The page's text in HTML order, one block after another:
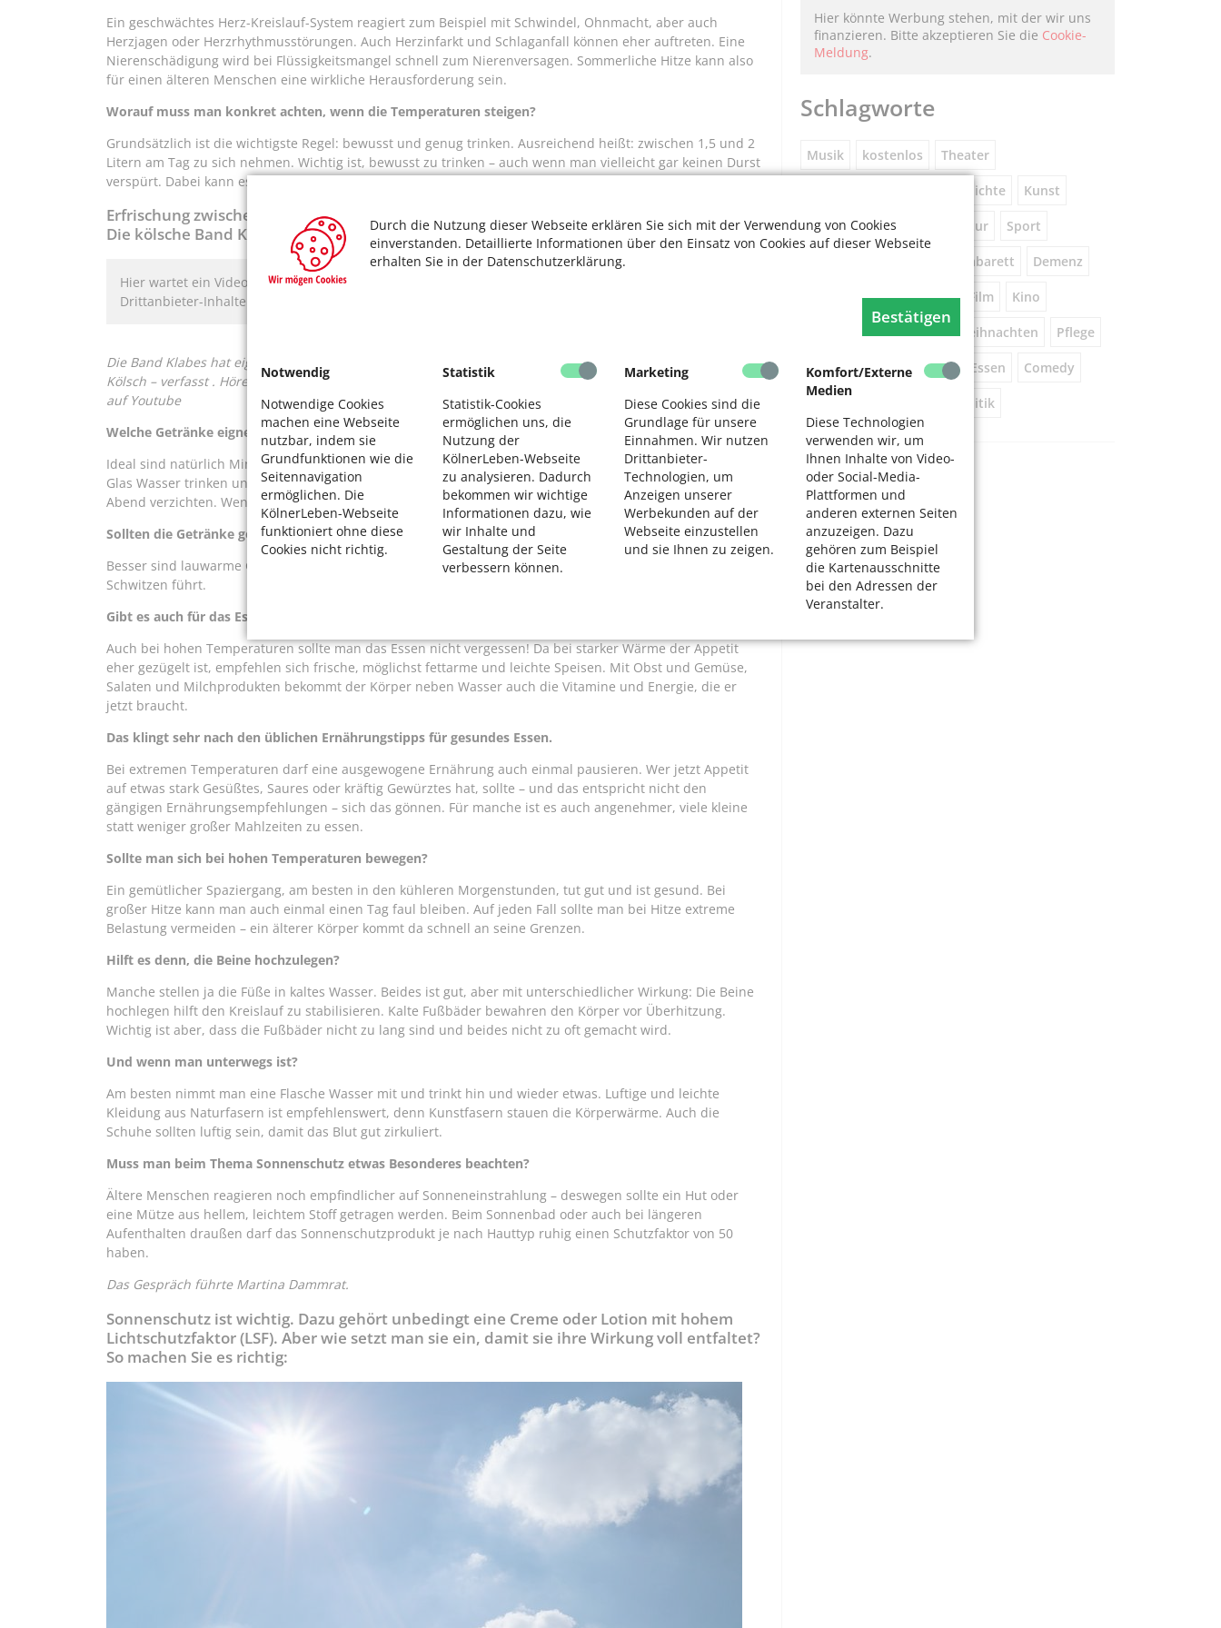
Durch die Nutzung dieser Webseite erklären Sie sich mit der Verwendung von Cookies
einverstanden. Detaillierte Informationen über den Einsatz von Cookies auf dieser Webseite
erhalten Sie in der Datenschutzerklärung.
Bestätigen
Notwendig
Notwendige Cookies
machen eine Webseite
nutzbar, indem sie
Grundfunktionen wie die
Seitennavigation
ermöglichen. Die
KölnerLeben-Webseite
funktioniert ohne diese
Cookies nicht richtig.
Statistik
Statistik-Cookies
ermöglichen uns, die
Nutzung der
KölnerLeben-Webseite
zu analysieren. Dadurch
bekommen wir wichtige
Informationen dazu, wie
wir Inhalte und
Gestaltung der Seite
verbessern können.
Marketing
Diese Cookies sind die
Grundlage für unsere
Einnahmen. Wir nutzen
Drittanbieter-
Technologien, um
Anzeigen unserer
Werbekunden auf der
Webseite einzustellen
und sie Ihnen zu zeigen.
Komfort/Externe
Medien
Diese Technologien
verwenden wir, um
Ihnen Inhalte von Video-
oder Social-Media-
Plattformen und
anderen externen Seiten
anzuzeigen. Dazu
gehören zum Beispiel
die Kartenausschnitte
bei den Adressen der
Veranstalter.
Ein geschwächtes Herz-Kreislauf-System reagiert zum Beispiel mit Schwindel, Ohnmacht, aber auch
Herzjagen oder Herzrhythmusstörungen. Auch Herzinfarkt und Schlaganfall können eher auftreten. Eine
Nierenschädigung wird bei Flüssigkeitsmangel schnell zum Nierenversagen. Sommerliche Hitze kann also
für einen älteren Menschen eine wirkliche Herausforderung sein.
Worauf muss man konkret achten, wenn die Temperaturen steigen?
Grundsätzlich ist die wichtigste Regel: bewusst und genug trinken. Ausreichend heißt: zwischen 1,5 und 2
Litern am Tag zu sich nehmen. Wichtig ist, bewusst zu trinken – auch wenn man vielleicht gar keinen Durst
verspürt. Dabei kann es helfen, einige Tage lang ein Trinkprotokoll zur Selbstkontrolle zu führen.
Erfrischung zwischendurch:
Die kölsche Band Klabes mit dem Musikvideo "Drinke"!
Hier wartet ein Video auf Sie. Bitte bestätigen Sie die
Drittanbieter-Inhalten zu ermöglichen.
Die Band Klabes hat eigens für den "Hitzeaktionsplan für Menschen im Alter" das Lied „Drinke“ – auf
Kölsch – verfasst . Hören Sie mal rein, wie man sich vor sommerlicher Hitze schützen kann. Quelle: Klabes
auf Youtube
Welche Getränke eignen sich besonders gut?
Ideal sind natürlich Mineralwasser, aber auch Tees oder Saftschorlen. Zu jeder Tasse Kaffee sollte man ein
Glas Wasser trinken und Alkohol in großen Mengen meiden. Trotzdem muss niemand auf sein Kölsch am
Abend verzichten. Wenn er vorher genug Gesundes getrunken hat.
Sollten die Getränke gekühlt sein?
Besser sind lauwarme Getränke. Auf kalte reagiert der Körper mit zusätzlicher Wärmeproduktion, die zum
Schwitzen führt.
Gibt es auch für das Essen bei warmem Wetter Regeln?
Auch bei hohen Temperaturen sollte man das Essen nicht vergessen! Da bei starker Wärme der Appetit
eher gezügelt ist, empfehlen sich frische, möglichst fettarme und leichte Speisen. Mit Obst und Gemüse,
Salaten und Milchprodukten bekommt der Körper neben Wasser auch die Vitamine und Energie, die er
jetzt braucht.
Das klingt sehr nach den üblichen Ernährungstipps für gesundes Essen.
Bei extremen Temperaturen darf eine ausgewogene Ernährung auch einmal pausieren. Wer jetzt Appetit
auf etwas stark Gesüßtes, Saures oder kräftig Gewürztes hat, sollte – und das entspricht nicht den
gängigen Ernährungsempfehlungen – sich das gönnen. Für manche ist es auch angenehmer, viele kleine
statt weniger großer Mahlzeiten zu essen.
Sollte man sich bei hohen Temperaturen bewegen?
Ein gemütlicher Spaziergang, am besten in den kühleren Morgenstunden, tut gut und ist gesund. Bei
großer Hitze kann man auch einmal einen Tag faul bleiben. Auf jeden Fall sollte man bei Hitze extreme
Belastung vermeiden – ein älterer Körper kommt da schnell an seine Grenzen.
Hilft es denn, die Beine hochzulegen?
Manche stellen ja die Füße in kaltes Wasser. Beides ist gut, aber mit unterschiedlicher Wirkung: Die Beine
hochlegen hilft den Kreislauf zu stabilisieren. Kalte Fußbäder bewahren den Körper vor Überhitzung.
Wichtig ist aber, dass die Fußbäder nicht zu lang sind und beides nicht zu oft gemacht wird.
Und wenn man unterwegs ist?
Am besten nimmt man eine Flasche Wasser mit und trinkt hin und wieder etwas. Luftige und leichte
Kleidung aus Naturfasern ist empfehlenswert, denn Kunstfasern stauen die Körperwärme. Auch die
Schuhe sollten luftig sein, damit das Blut gut zirkuliert.
Muss man beim Thema Sonnenschutz etwas Besonderes beachten?
Ältere Menschen reagieren noch empfindlicher auf Sonneneinstrahlung – deswegen sollte ein Hut oder
eine Mütze aus hellem, leichtem Stoff getragen werden. Beim Sonnenbad oder auch bei längeren
Aufenthalten draußen darf das Sonnenschutzprodukt je nach Hauttyp ruhig einen Schutzfaktor von 50
haben.
Das Gespräch führte Martina Dammrat.
Sonnenschutz ist wichtig. Dazu gehört unbedingt eine Creme oder Lotion mit hohem
Lichtschutzfaktor (LSF). Aber wie setzt man sie ein, damit sie ihre Wirkung voll entfaltet?
So machen Sie es richtig:
Hier könnte Werbung stehen, mit der wir uns
finanzieren. Bitte akzeptieren Sie die Cookie-
Meldung.
Schlagworte
Musik kostenlos Theater
Geschichte Kunst
Museum Natur Literatur Sport
Kabarett Demenz
Wandern Brauchtum Film Kino
Vorsorge Beratung Weihnachten Pflege
Feste Tanz Vortrag Essen Comedy
Politik